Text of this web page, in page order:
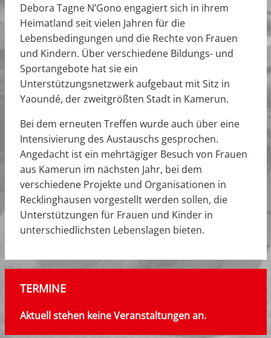
Debora Tagne N’Gono engagiert sich in ihrem
Heimatland seit vielen Jahren für die
Lebensbedingungen und die Rechte von Frauen
und Kindern. Über verschiedene Bildungs- und
Sportangebote hat sie ein
Unterstützungsnetzwerk aufgebaut mit Sitz in
Yaoundé, der zweitgrößten Stadt in Kamerun.
Bei dem erneuten Treffen wurde auch über eine
Intensivierung des Austauschs gesprochen.
Angedacht ist ein mehrtägiger Besuch von Frauen
aus Kamerun im nächsten Jahr, bei dem
verschiedene Projekte und Organisationen in
Recklinghausen vorgestellt werden sollen, die
Unterstützungen für Frauen und Kinder in
unterschiedlichsten Lebenslagen bieten.
TERMINE
Aktuell stehen keine Veranstaltungen an.